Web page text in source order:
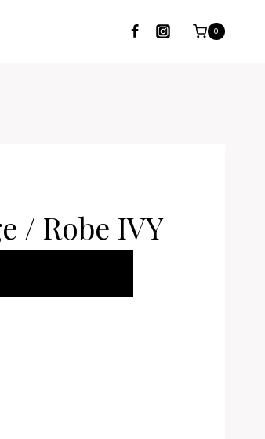
0
/ Robe IVY